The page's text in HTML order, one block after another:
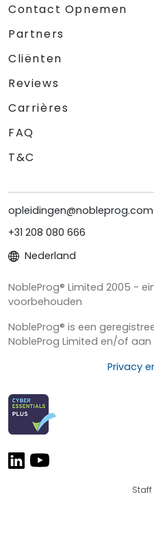
Contact Opnemen
Partners
Cliënten
Reviews
Carrières
FAQ
T&C
opleidingen@nobleprog.com
+31 208 080 666
Nederland
NobleProg® Limited 2005 -
voorbehouden
NobleProg® is een
NobleProg Limited en/of
Privacy